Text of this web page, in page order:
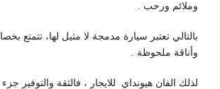
وملائم ورحب .
بالتالي تعتبر سيارة مدمجة لا مثيل لها، تتمتع
وأناقة ملحوظة .
لذلك الفان هيونداي للايجار ، فالثقة والتوفير